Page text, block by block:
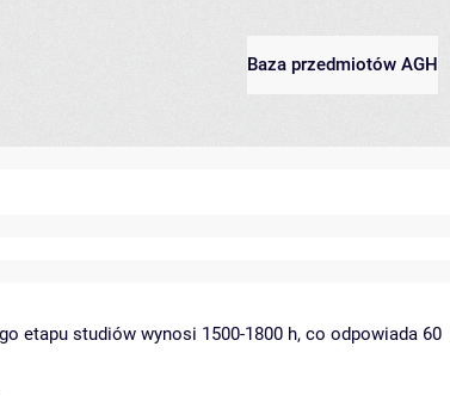
Baza przedmiotów AGH
etapu studiów wynosi 1500-1800 h, co odpowiada 60